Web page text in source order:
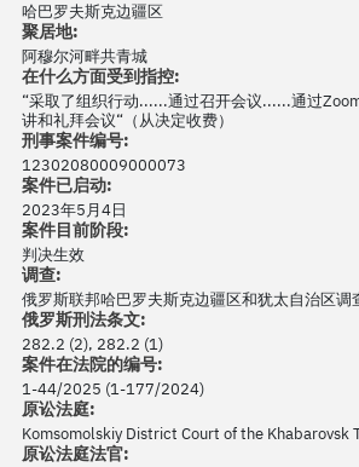
哈巴罗夫斯克边疆区
聚居地:
阿穆尔河畔共青城
在什么方面受到指控:
“采取了组织行动......通过召开会议......通过
讲和礼拜会议“（从决定收费）
刑事案件编号:
12302080009000073
案件已启动:
2023年5月4日
案件目前阶段:
判决生效
调查:
俄罗斯联邦哈巴罗夫斯克边疆区和犹太自治区调
俄罗斯刑法条文:
282.2 (2), 282.2 (1)
案件在法院的编号:
1-44/2025 (1-177/2024)
原讼法庭:
Komsomolskiy District Court of the Khabarovsk
原讼法庭法官: